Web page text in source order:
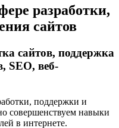
разработки,
сайтов
сайтов, поддержка
SEO, веб-
поддержки и
совершенствуем навыки
в интернете.